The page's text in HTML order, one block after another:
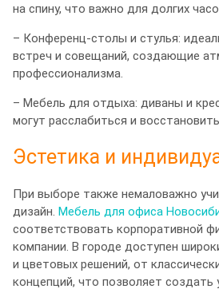
на спину, что важно для долгих
– Конференц-столы и стулья:
встреч и совещаний, создающие
профессионализма.
– Мебель для отдыха: диваны и
могут расслабиться и
Эстетика и
При выборе также немаловажно
дизайн. Мебель для офиса
соответствовать корпоративной
компании. В городе доступен
и цветовых решений, от
концепций, что позволяет создать